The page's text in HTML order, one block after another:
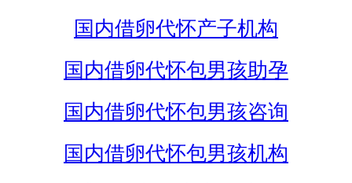
国内借卵代怀产子机构
国内借卵代怀包男孩助孕
国内借卵代怀包男孩咨询
国内借卵代怀包男孩机构